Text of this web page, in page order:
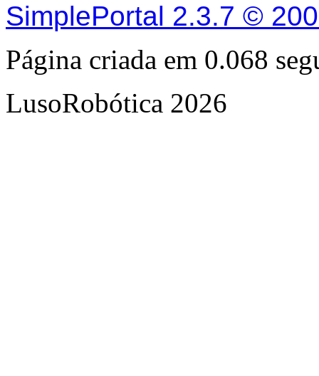
SimplePortal 2.3.7 ©
Página criada em 0.068
LusoRobótica 2026